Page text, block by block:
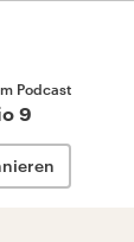
Podcast
9